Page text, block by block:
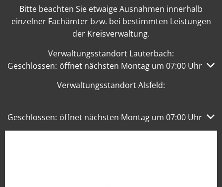
Bitte beachten Sie etwaige Ausnahmen innerhalb
einzelner Fachämter bzw. bei bestimmten Leistungen
der Kreisverwaltung.
Verwaltungsstandort Lauterbach:
Klicken, um weitere Öffnungs- oder Schließzeiten
Geschlossen: öffnet nächsten Montag um 07:00 Uhr
Verwaltungsstandort Alsfeld:
Klicken, um weitere Öffnungs- oder Schließzeiten
Geschlossen: öffnet nächsten Montag um 07:00 Uhr